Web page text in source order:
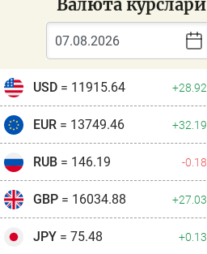
Валюта курслари
USD= 11915.64 +28.92
EUR= 13749.46 +32.19
RUB= 146.19 -0.18
GBP= 16034.88 +27.03
JPY= 75.48 +0.13